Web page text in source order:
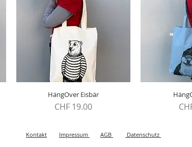
Schnellansicht
HängOver Eisbär
Preis
CHF 19.00
Kontakt Impressum AGB Datenschutz